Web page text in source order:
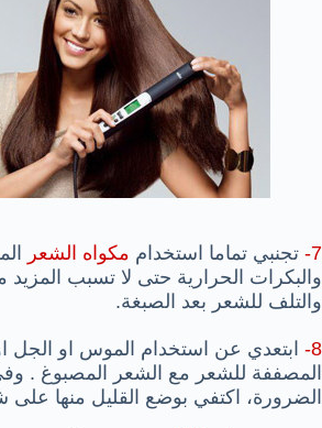
7- تجنبي تماما استخدام مكواه الشعر
والبكرات الحرارية حتى لا تسبب المزيد
والتلف للشعر بعد الصبغة.
8-
ابتعدي عن استخدام الموس او الجل
المصففة للشعر مع الشعر المصبوغ .
الضرورة، اكتفي بوضع القليل منها